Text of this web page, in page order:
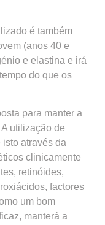
é também
(anos 40 e
e elastina e irá
do que os
para manter a
utilização de
através da
clinicamente
retinóides,
factores
um bom
manterá a